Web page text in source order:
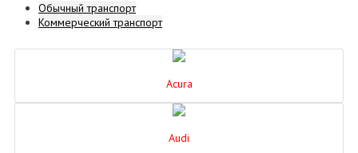
Обычный транспорт
Коммерческий транспорт
Acura
Audi